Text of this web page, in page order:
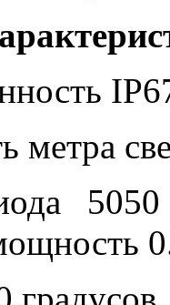
метра